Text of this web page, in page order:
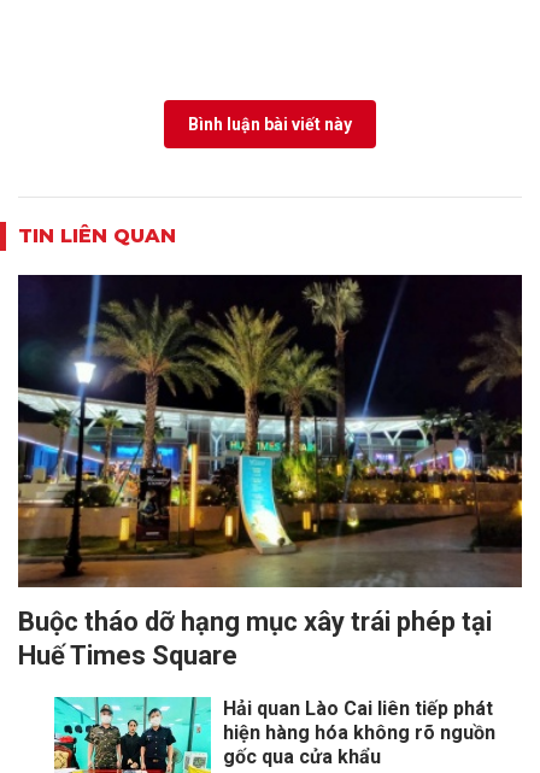
Bình luận bài viết này
TIN LIÊN QUAN
Buộc tháo dỡ hạng mục xây trái phép tại
Huế Times Square
Hải quan Lào Cai liên tiếp phát
hiện hàng hóa không rõ nguồn
gốc qua cửa khẩu